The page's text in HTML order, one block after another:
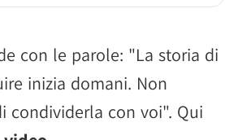
con le parole: "La storia di
inizia domani. Non
condividerla con voi". Qui